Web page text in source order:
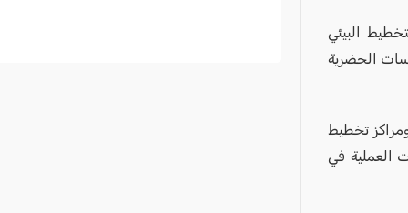
البيئي
الحضرية
تخطيط
العملية في